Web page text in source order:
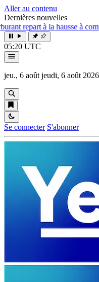
Aller au contenu
Dernières nouvelles
à la hausse à compter
05:20 UTC
jeu., 6 août jeudi, 6 août 2026
Se connecter S'abonner